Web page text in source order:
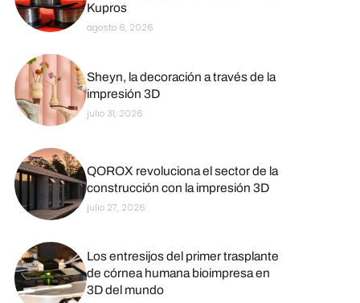
Kupros
agosto 6, 2026
Sheyn, la decoración a través de la
impresión 3D
julio 31, 2026
QOROX revoluciona el sector de la
construcción con la impresión 3D
julio 27, 2026
Los entresijos del primer trasplante
de córnea humana bioimpresa en
3D del mundo